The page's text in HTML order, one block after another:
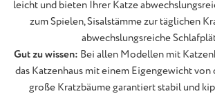
leicht und bieten Ihrer Katze
zum Spielen, Sisalstämme zur täglichen
abwechslungsreiche
Gut zu wissen: Bei allen Modellen mit
das Katzenhaus mit einem Eigengewicht von
große Kratzbäume garantiert stabil und